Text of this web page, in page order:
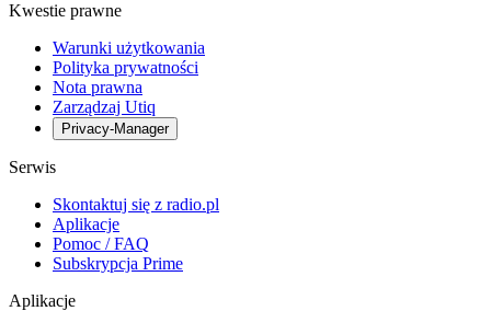
Kwestie prawne
Warunki użytkowania
Polityka prywatności
Nota prawna
Zarządzaj Utiq
Privacy-Manager
Serwis
Skontaktuj się z radio.pl
Aplikacje
Pomoc / FAQ
Subskrypcja Prime
Aplikacje